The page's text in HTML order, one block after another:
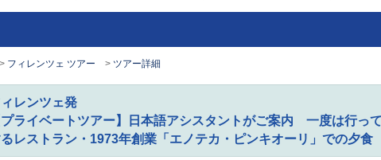
フィレンツェ ツアー ツアー詳細
レンツェ発
プライベートツアー】日本語アシスタントがご案内 一度は行っ
レストラン・1973年創業「エノテカ・ピンキオーリ」での夕食